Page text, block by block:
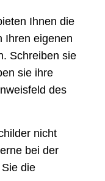
Ihnen die
Ihren eigenen
Schreiben sie
sie ihre
des
nicht
bei der
die